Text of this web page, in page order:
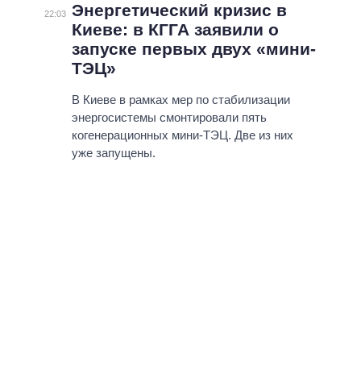
22:03 Энергетический кризис в
Киеве: в КГГА заявили о
запуске первых двух «мини-
ТЭЦ»
В Киеве в рамках мер по стабилизации
энергосистемы смонтировали пять
когенерационных мини-ТЭЦ. Две из них
уже запущены.